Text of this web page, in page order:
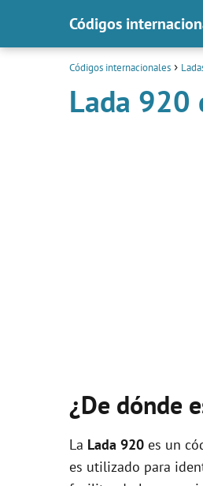
Códigos
Códigos internacionales
Lada 920
¿De dónde
La Lada 920 es un
es utilizado para